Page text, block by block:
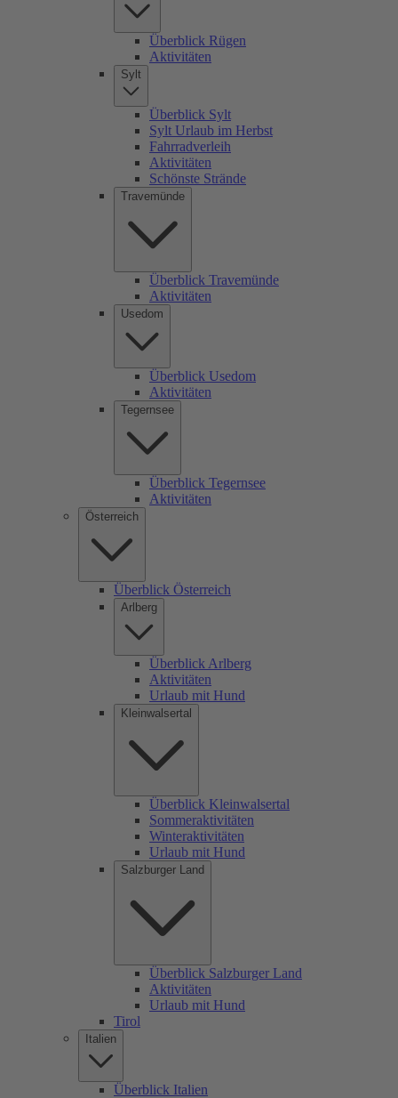
Überblick Rügen
Aktivitäten
Sylt
Überblick Sylt
Sylt Urlaub im Herbst
Fahrradverleih
Aktivitäten
Schönste Strände
Travemünde
Überblick Travemünde
Aktivitäten
Usedom
Überblick Usedom
Aktivitäten
Tegernsee
Überblick Tegernsee
Aktivitäten
Österreich
Überblick Österreich
Arlberg
Überblick Arlberg
Aktivitäten
Urlaub mit Hund
Kleinwalsertal
Überblick Kleinwalsertal
Sommeraktivitäten
Winteraktivitäten
Urlaub mit Hund
Salzburger Land
Überblick Salzburger Land
Aktivitäten
Urlaub mit Hund
Tirol
Italien
Überblick Italien